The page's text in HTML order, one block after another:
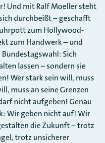
Und mit Ralf Moeller steht
durchbeißt – geschafft
zum Hollywood-
zum Handwerk – und
Sich
lassen – sondern sie
Wer stark sein will, muss
muss an seine Grenzen
nicht aufgeben! Genau
Wir geben nicht auf! Wir
die Zukunft – trotz
trotz unsicherer